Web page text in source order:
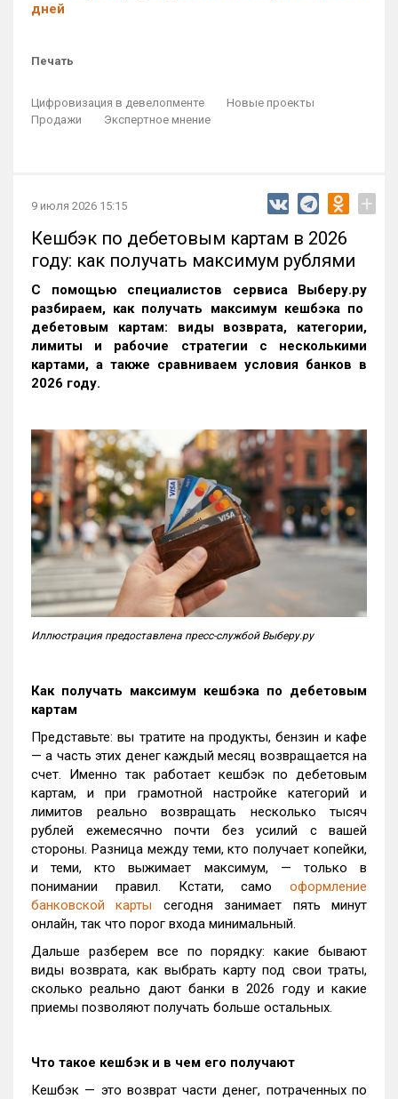
дней
Печать
Цифровизация в девелопменте
Новые проекты
Продажи
Экспертное мнение
9 июля 2026 15:15 +
Кешбэк по дебетовым картам в 2026
году: как получать максимум рублями
С помощью специалистов сервиса Выберу.ру
разбираем, как получать максимум кешбэка по
дебетовым картам: виды возврата, категории,
лимиты и рабочие стратегии с несколькими
картами, а также сравниваем условия банков в
2026 году.
Иллюстрация предоставлена пресс-службой Выберу.ру
Как получать максимум кешбэка по дебетовым
картам
Представьте: вы тратите на продукты, бензин и кафе
— а часть этих денег каждый месяц возвращается на
счет. Именно так работает кешбэк по дебетовым
картам, и при грамотной настройке категорий и
лимитов реально возвращать несколько тысяч
рублей ежемесячно почти без усилий с вашей
стороны. Разница между теми, кто получает копейки,
и теми, кто выжимает максимум, — только в
понимании правил. Кстати, само оформление
банковской карты сегодня занимает пять минут
онлайн, так что порог входа минимальный.
Дальше разберем все по порядку: какие бывают
виды возврата, как выбрать карту под свои траты,
сколько реально дают банки в 2026 году и какие
приемы позволяют получать больше остальных.
Что такое кешбэк и в чем его получают
Кешбэк — это возврат части денег, потраченных по